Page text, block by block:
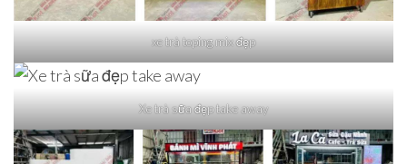
xe trà toping mix đẹp
Xe trà sữa đẹp take away